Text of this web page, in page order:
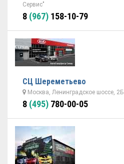
Сервис"
8 (967) 158-10-79
СЦ Шереметьево
Москва, Ленинградское шоссе, 2Б
8 (495) 780-00-05